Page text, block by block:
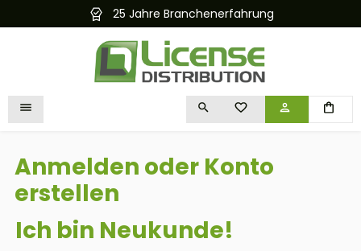
springen
Branchenerfahrung Kostenloser und
DU HAST 0 PRODUKTE
Anmelden oder Konto
erstellen
Ich bin Neukunde!